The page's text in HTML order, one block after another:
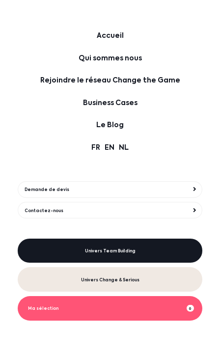
Accueil
Qui sommes nous
Rejoindre le réseau Change the Game
Business Cases
Le Blog
FR EN NL
Demande de devis
Contactez-nous
Univers Team Building
Univers Change & Serious
0
Ma sélection